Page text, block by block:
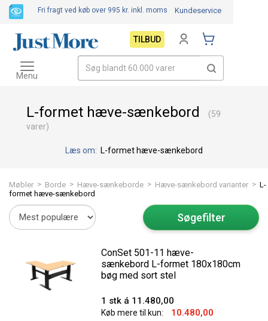
L-formet hæve-sænkebord
(59
varer)
Læs om: L-formet hæve-sænkebord
Møbler > Borde > Hæve-sænkeborde > Hæve-sænkebord varianter > L-
formet hæve-sænkebord
Søgefilter
ConSet 501-11 hæve-
sænkebord L-formet 180x180cm
bøg med sort stel
1 stk á 11.480,00
Køb mere til kun: 10.480,00
Fri fragt ved køb over 995 kr. inkl. moms Kundeservice
TILBUD
Toggle
navigation
Menu